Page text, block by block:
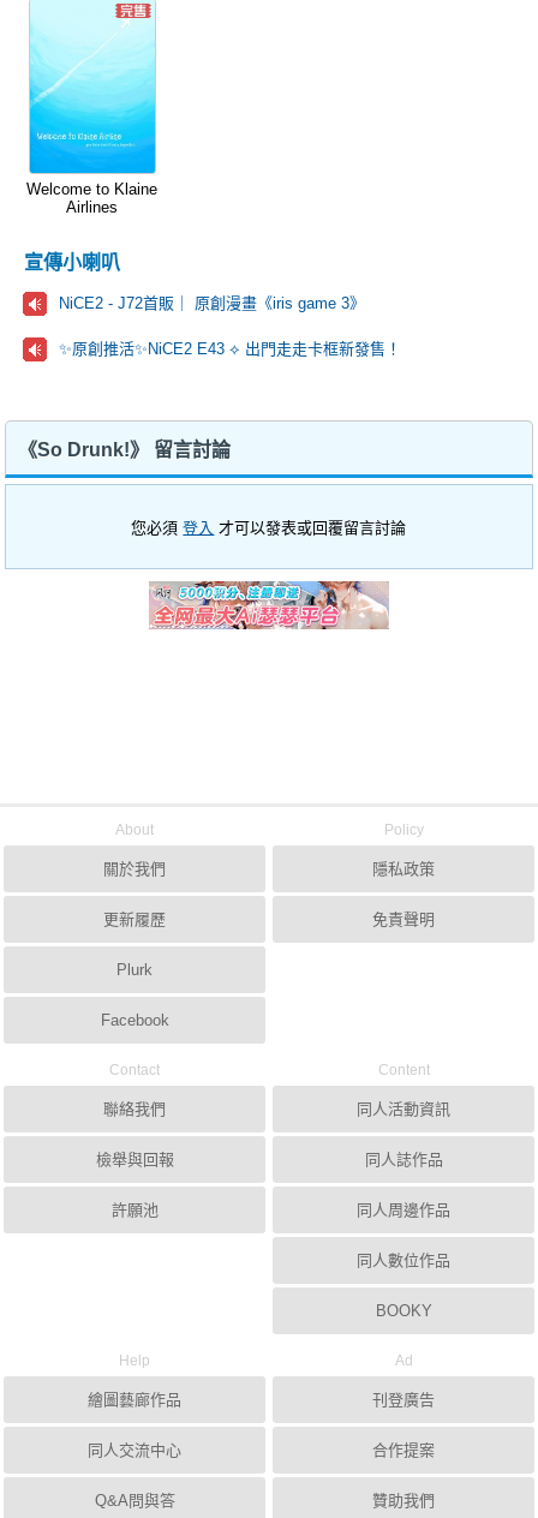
Welcome to Klaine
Airlines
宣傳小喇叭
NiCE2 - J72首販｜ 原創漫畫《iris game 3》
✨原創推活✨NiCE2 E43 ⟡ 出門走走卡框新發售！
《So Drunk!》 留言討論
您必須登入 才可以發表或回覆留言討論
About
關於我們
更新履歷
Plurk
Facebook
Policy
隱私政策
免責聲明
Contact
聯絡我們
檢舉與回報
許願池
Content
同人活動資訊
同人誌作品
同人周邊作品
同人數位作品
BOOKY
Help
繪圖藝廊作品
同人交流中心
Q&A問與答
Ad
刊登廣告
合作提案
贊助我們